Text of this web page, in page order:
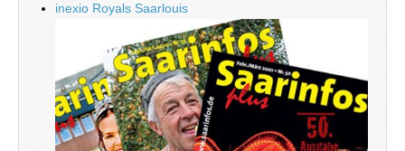
inexio Royals Saarlouis